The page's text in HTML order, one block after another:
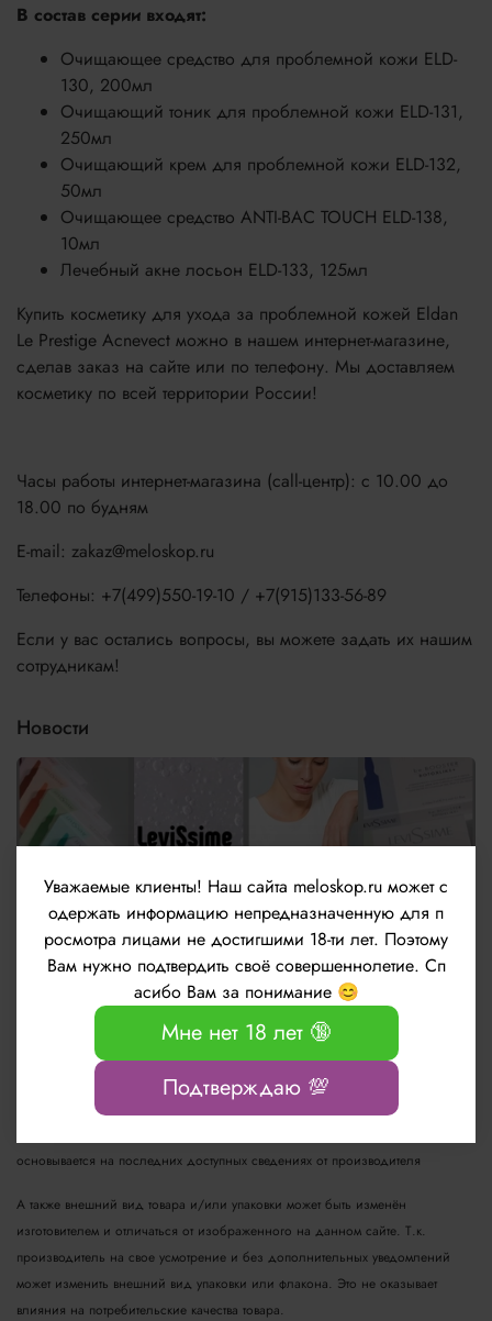
В состав серии входят:
Очищающее средство для проблемной кожи ELD-
130, 200мл
Очищающий тоник для проблемной кожи ELD-131,
250мл
Очищающий крем для проблемной кожи ELD-132,
50мл
Очищающее средство ANTI-BAC TOUCH ELD-138,
10мл
Лечебный акне лосьон ELD-133, 125мл
Купить косметику для ухода за проблемной кожей Eldan
Le Prestige Acnevect можно в нашем интернет-магазине,
сделав заказ на сайте или по телефону. Мы доставляем
косметику по всей территории России!
Часы работы интернет-магазина (call-центр): с 10.00 до
18.00 по будням
E-mail: zakaz@meloskop.ru
Телефоны: +7(499)550-19-10 / +7(915)133-56-89
Если у вас остались вопросы, вы можете задать их нашим
сотрудникам!
Новости
Новые ампульные препараты be.Booster от
бренда LeviSsime
Информация о технических характеристиках, комплекте поставки, стране
основывается на последних доступных сведениях от производителя
А также внешний вид товара и/или упаковки может быть изменён
изготовителем и отличаться от изображенного на данном сайте. Т.к.
производитель на свое усмотрение и без дополнительных уведомлений
может изменить внешний вид упаковки или флакона. Это не оказывает
влияния на потребительские качества товара.
Уважаемые клиенты! Наш сайта meloskop.ru может с
одержать информацию непредназначенную для п
росмотра лицами не достигшими 18-ти лет. Поэтому
Вам нужно подтвердить своё совершеннолетие. Сп
асибо Вам за понимание 😊
Мне нет 18 лет 🔞
Подтверждаю 💯